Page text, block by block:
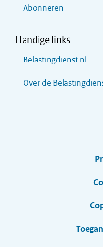
Abonneren
Handige links
Belastingdienst.nl
Over de